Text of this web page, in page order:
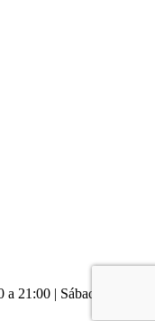
21:00 | Sábado y